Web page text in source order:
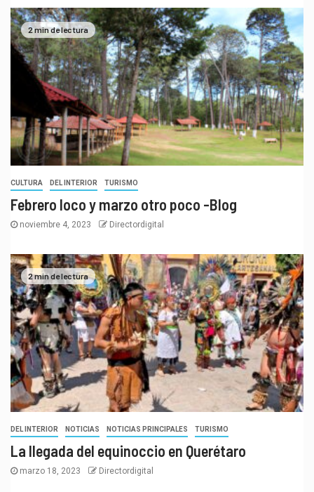
2 min de lectura
CULTURA DEL INTERIOR TURISMO
Febrero loco y marzo otro poco -Blog
noviembre 4, 2023 Directordigital
2 min de lectura
DEL INTERIOR NOTICIAS NOTICIAS PRINCIPALES TURISMO
La llegada del equinoccio en Querétaro
marzo 18, 2023 Directordigital